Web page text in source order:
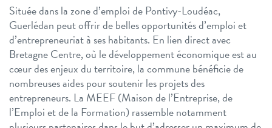
Située dans la zone d’emploi de Pontivy-Loudéac,
Guerlédan peut offrir de belles opportunités d’emploi et
d’entrepreneuriat à ses habitants. En lien direct avec
Bretagne Centre, où le développement économique est au
cœur des enjeux du territoire, la commune bénéficie de
nombreuses aides pour soutenir les projets des
entrepreneurs. La MEEF (Maison de l’Entreprise, de
l’Emploi et de la Formation) rassemble notamment